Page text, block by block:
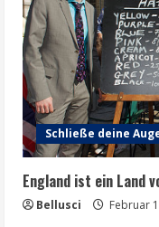
Schließe deine
England ist ein Land
Bellusci Februar